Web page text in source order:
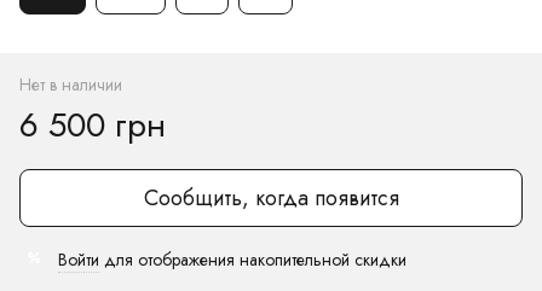
Нет в наличии
6 500 грн
Сообщить, когда появится
Войти для отображения накопительной скидки